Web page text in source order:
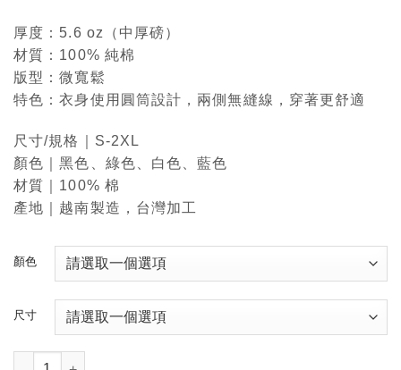
厚度：5.6 oz（中厚磅）
材質：100% 純棉
版型：微寬鬆
特色：衣身使用圓筒設計，兩側無縫線，穿著更舒適
尺寸/規格｜S-2XL
顏色｜黑色、綠色、白色、藍色
材質｜100% 棉
產地｜越南製造，台灣加工
顏色
尺寸
NTU 短Ｔ－家紋款(4色) 數量